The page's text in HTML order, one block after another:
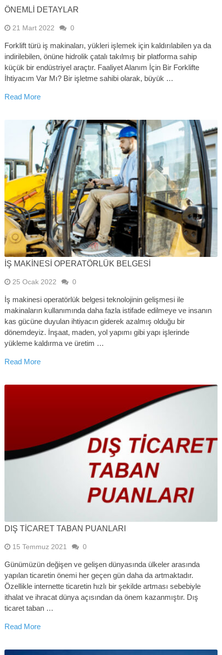
ÖNEMLI DETAYLAR
21 Mart 2022 0
Forklift türü iş makinaları, yükleri işlemek için kaldırılabilen ya da
indirilebilen, önüne hidrolik çatalı takılmış bir platforma sahip
küçük bir endüstriyel araçtır. Faaliyet Alanım İçin Bir Forklifte
İhtiyacım Var Mı? Bir işletme sahibi olarak, büyük …
Read More
İŞ MAKINESI OPERATÖRLÜK BELGESI
25 Ocak 2022 0
İş makinesi operatörlük belgesi teknolojinin gelişmesi ile
makinaların kullanımında daha fazla istifade edilmeye ve insanın
kas gücüne duyulan ihtiyacın giderek azalmış olduğu bir
dönemdeyiz. İnşaat, maden, yol yapımı gibi yapı işlerinde
yükleme kaldırma ve üretim …
Read More
DIŞ TICARET TABAN PUANLARI
15 Temmuz 2021 0
Günümüzün değişen ve gelişen dünyasında ülkeler arasında
yapılan ticaretin önemi her geçen gün daha da artmaktadır.
Özellikle internette ticaretin hızlı bir şekilde artması sebebiyle
ithalat ve ihracat dünya açısından da önem kazanmıştır. Dış
ticaret taban …
Read More